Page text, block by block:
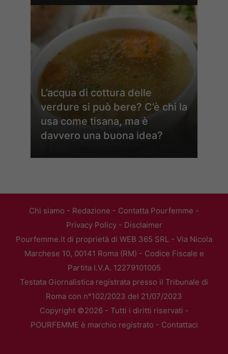
L’acqua di cottura delle
verdure si può bere? C’è chi la
usa come tisana, ma è
davvero una buona idea?
Chi siamo - Redazione - Contatta Pourfemme -
Privacy Policy- Disclaimer
Pourfemme.it di proprietà di WEB 365 SRL - Via Nicola
Marchese 10, 00141 Roma (RM) - Codice Fiscale e
Partita I.V.A. 12279101005
Testata Giornalistica registrata presso il Tribunale di
Roma con n°102/2023 del 21/07/2023
Copyright ©2026 - Tutti i diritti riservati -
POURFEMME è marchio registrato - Contattaci